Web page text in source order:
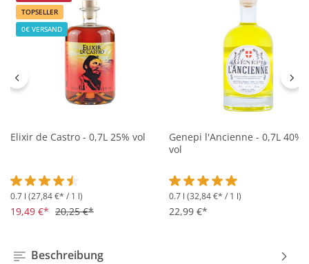
TOPSELLER
0€ VERSAND
Elixir de Castro - 0,7L 25% vol
Durchschnittliche Bewertung von 4.5 von 5 Sternen
0.7 l (27,84 €* / 1 l)
19,49 €* 20,25 €*
Genepi l'Ancienne - 0,7L 40%
vol
Durchschnittliche
0.7 l (32,84 €* / 1 l)
22,99 €*
Beschreibung